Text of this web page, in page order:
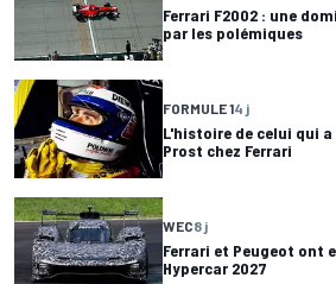
Ferrari F2002 : une
par les polémiques
FORMULE 14 j
L'histoire de celui qui
Prost chez Ferrari
WEC8 j
Ferrari et Peugeot ont
Hypercar 2027